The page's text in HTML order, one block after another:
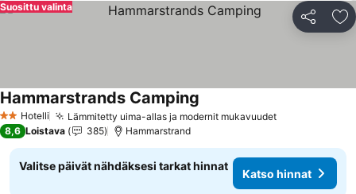
Jaa
Suosittu valinta
2 Tähtiluokitus
Hotelli Lämmitetty uima-allas ja modernit mukavuudetKatso hinnat
Hammarstrands Camping
8,6 Loistava 385 Hammarstrand
Valitse päivät nähdäksesi tarkat hinnat
Katso hinnat